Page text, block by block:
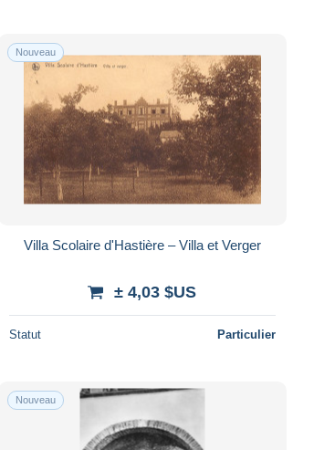
Nouveau
Villa Scolaire d'Hastière – Villa et Verger
± 4,03 $US
Statut Particulier
Nouveau